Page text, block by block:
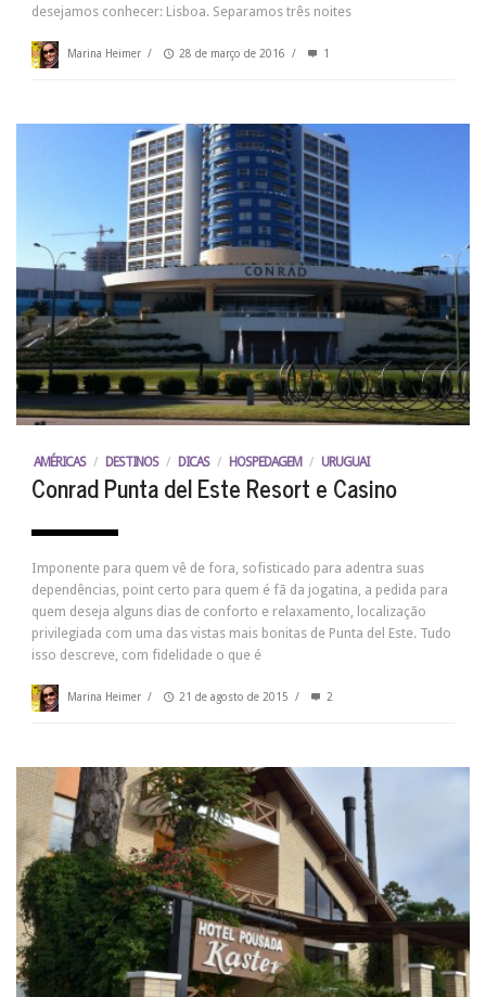
desejamos conhecer: Lisboa. Separamos três noites
Marina Heimer / 28 de março de 2016 / 1
AMÉRICAS / DESTINOS / DICAS / HOSPEDAGEM / URUGUAI
Conrad Punta del Este Resort e Casino
Imponente para quem vê de fora, sofisticado para adentra suas
dependências, point certo para quem é fã da jogatina, a pedida para
quem deseja alguns dias de conforto e relaxamento, localização
privilegiada com uma das vistas mais bonitas de Punta del Este. Tudo
isso descreve, com fidelidade o que é
Marina Heimer / 21 de agosto de 2015 / 2